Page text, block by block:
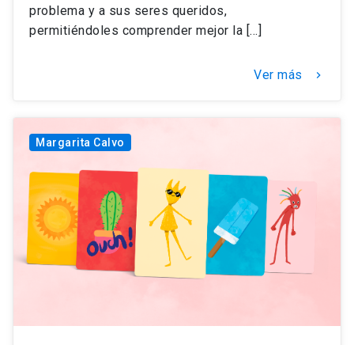
problema y a sus seres queridos,
permitiéndoles comprender mejor la […]
Ver más keyboard_arrow_right
Margarita Calvo